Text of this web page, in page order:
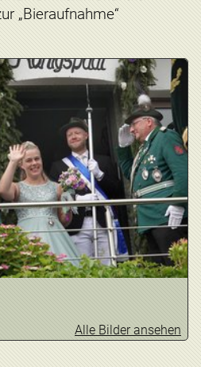
„Bieraufnahme“
Alle Bilder ansehen